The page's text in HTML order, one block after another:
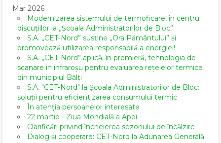
Mar 2026
Modernizarea sistemului de termoficare, în centrul
discuțiilor la „Școala Administratorilor de Bloc”
S.A. „CET-Nord” susține „Ora Pământului” și
promovează utilizarea responsabilă a energiei!
S.A. „CET-Nord” aplică, în premieră, tehnologia de
scanare în infraroșu pentru evaluarea rețelelor termice
din municipiul Bălți
S.A. "CET-Nord" la Școala Administratorilor de Bloc:
soluții pentru eficientizarea consumului termic
În atenția persoanelor interesate
22 martie - Ziua Mondială a Apei
Clarificări privind încheierea sezonului de încălzire
Dialog și cooperare: CET-Nord la Adunarea Generală